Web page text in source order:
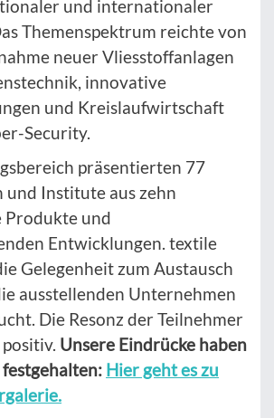
und internationaler
Themenspektrum reichte von
neuer Vliesstoffanlagen
innovative
und Kreislaufwirtschaft
Security.
präsentierten 77
und Institute aus zehn
Produkte und
Entwicklungen. textile
Gelegenheit zum Austausch
ausstellenden Unternehmen
Die Resonz der Teilnehmer
Unsere Eindrücke haben
Hier geht es zu